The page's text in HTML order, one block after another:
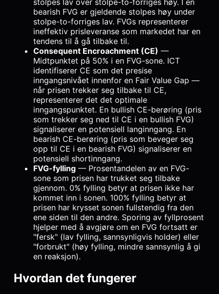
stolpes lav over stolpe-to-forriges høy. I en
bearish FVG er gjeldende stolpes høy under
stolpe-to-forriges lav. FVGs representerer
ineffektiv prisleveranse som markedet har en
tendens til å gå tilbake til.
Consequent Encroachment (CE) —
Midtpunktet på 50% i en FVG-sone. ICT
identifiserer CE som det presise
inngangsnivået innenfor en Fair Value Gap —
når prisen trekker seg tilbake til CE,
representerer det det optimale
inngangspunktet. En bullish CE-berøring (pris
som trekker seg ned til CE i en bullish FVG)
signaliserer en potensiell langinngang. En
bearish CE-berøring (pris som beveger seg
opp til CE i en bearish FVG) signaliserer en
potensiell shortinngang.
FVG-fylling — Prosentandelen av en FVG-
sone som prisen har trukket seg tilbake
gjennom. 0% fylling betyr at prisen ikke har
kommet inn i sonen. 100% fylling betyr at
prisen har krysset sonen fullstendig fra den
ene siden til den andre. Sporing av fyllprosent
hjelper med å avgjøre om en FVG fortsatt er
"fersk" (lav fylling, sannsynligvis holder) eller
"forbrukt" (høy fylling, mindre sannsynlig å gi
en reaksjon).
Hvordan det fungerer